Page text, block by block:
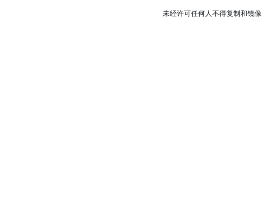
未经许可任何人不得复制和镜